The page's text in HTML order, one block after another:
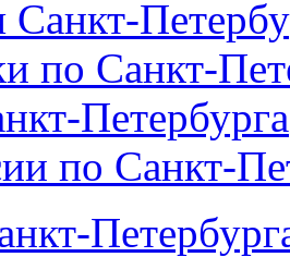
Санкт-
по Санкт-
Петербурга
по Санкт-